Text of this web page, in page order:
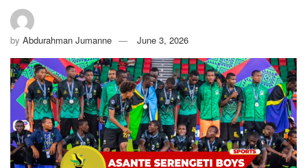
by Abdurahman Jumanne June 3, 2026